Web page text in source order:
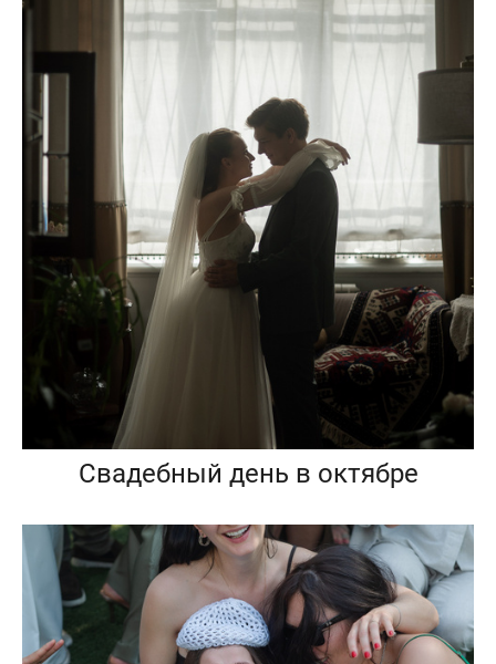
Свадебный день в октябре